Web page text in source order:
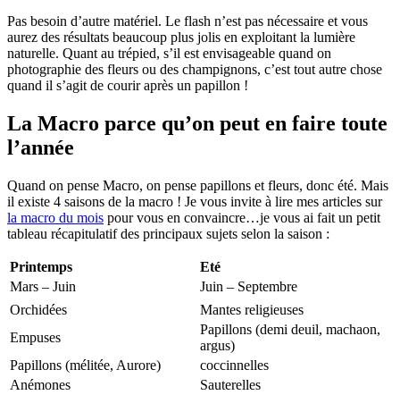
Pas besoin d’autre matériel. Le flash n’est pas nécessaire et vous
aurez des résultats beaucoup plus jolis en exploitant la lumière
naturelle. Quant au trépied, s’il est envisageable quand on
photographie des fleurs ou des champignons, c’est tout autre chose
quand il s’agit de courir après un papillon !
La Macro parce qu’on peut en faire toute
l’année
Quand on pense Macro, on pense papillons et fleurs, donc été. Mais
il existe 4 saisons de la macro ! Je vous invite à lire mes articles sur
la macro du mois pour vous en convaincre…je vous ai fait un petit
tableau récapitulatif des principaux sujets selon la saison :
Printemps
Eté
Mars – Juin
Juin – Septembre
Orchidées
Mantes religieuses
Empuses
Papillons (demi deuil, machaon,
argus)
Papillons (mélitée, Aurore)
coccinnelles
Anémones
Sauterelles